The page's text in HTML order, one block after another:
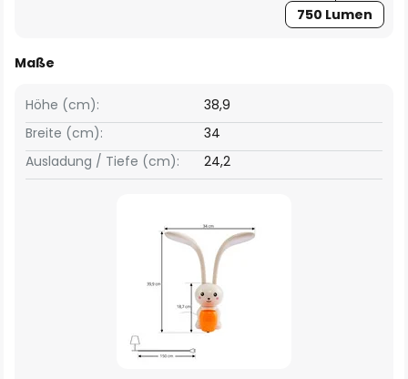
750 Lumen
Maße
Breite (cm): 34
Höhe (cm): 38,9
Ausladung / Tiefe (cm): 24,2